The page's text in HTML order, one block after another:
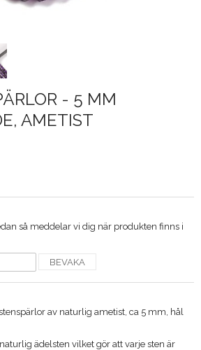
- 5 MM
AMETIST
så meddelar vi dig när produkten finns i
BEVAKA
av naturlig ametist, ca 5 mm, hål
ädelsten vilket gör att varje sten är